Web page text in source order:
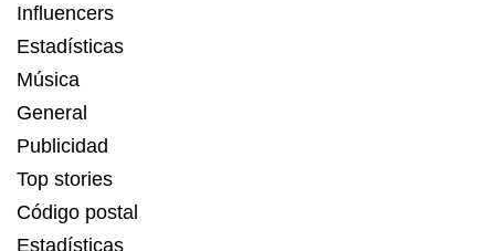
Influencers
Estadísticas
Música
General
Publicidad
Top stories
Código postal
Estadísticas